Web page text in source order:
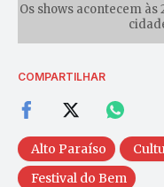
Os shows acontecem
COMPARTILHAR
Alto Paraíso
Festival do Bem